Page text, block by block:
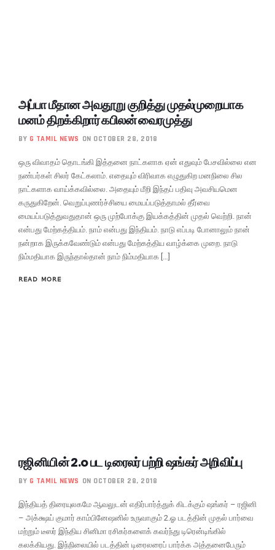
அப்பா மீதான அவதூறு குறித்து முதல்முறையாக
மனம் திறக்கிறார் கபிலன் வைரமுத்து
BY G TAMIL NEWS ON OCTOBER 28, 2018
ஒரு விவாதம் தொடங்கி இத்தனை நாட்களாக ஏன் எதுவும் பேசவில்லை என
நண்பர்கள் சிலர் கேட்கலாம். எதையும் விரிவாக எழுதுகிற மனநிலை சில
நாட்களாக வாய்க்கவில்லை. அதையும் மீறி இந்தப் பதிவு அவசியமென
கருதுகிறேன். வெறுப்புணர்ச்சியை மையப்படுத்தாமல் தீர்வை
மையப்படுத்துவதுதான் ஒரு முற்போக்கு இயக்கத்தின் முதல் வெற்றி. நான்
என்பது மேற்கத்தியம். நாம் என்பது இந்தியம். நாடு எப்படி போனாலும் நான்
நன்றாக இருக்கவேண்டும் என்பது மேற்கத்திய வாழ்க்கை முறை. நாடு
நிம்மதியாக இருந்தால்தான் நாம் நிம்மதியாக […]
READ MORE
ரஜினியின் 2.o பட டிரைலர் பற்றி ஷங்கர் அறிவிப்பு
BY G TAMIL NEWS ON OCTOBER 28, 2018
இந்தியத் திரையுலகமே ஆவலுடன் எதிர்பார்த்துக் கிடக்கும் ஷங்கர் – ரஜினி
– அக்க்ஷய் குமார் காம்பினேஷனில் உருவாகும் 2.ஓ படத்தின் முதல் பார்வை
மற்றும் டீஸர் இந்திய சினிமா ரசிகர்களைக் கவர்ந்து டிரென்டிங்கில்
கலக்கியது. இந்நிலையில் படத்தின் டிரைலரைப் பார்க்க அத்தனைபேரும்